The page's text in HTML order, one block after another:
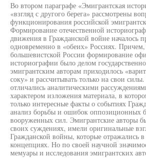
Во втором параграфе «Эмигрантская
«взгляд с другого берега» рассмотрены
функционирования российской
Формирование отечественной
движения в Гражданской войне началось
одновременно в «обеих» Россиях.
большевистской России формирование
историографии было делом
эмигрантским авторам приходилось
соку» и рассчитывать только на свои
отличались аналитическими
характером изложения материала, в
только интересные факты о событиях
анализ борьбы и ошибок оппозиционных
вооруженных сил. Эмигрантские авторы
своих суждениях, имели оригинальные
Гражданской войны, которые отражались
концепциях. Но по своей научной
мемуары и исследования эмигрантских